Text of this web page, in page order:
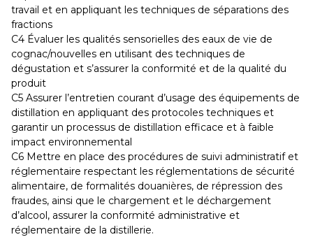
travail et en appliquant les techniques de séparations des
fractions
C4 Évaluer les qualités sensorielles des eaux de vie de
cognac/nouvelles en utilisant des techniques de
dégustation et s’assurer la conformité et de la qualité du
produit
C5 Assurer l’entretien courant d’usage des équipements de
distillation en appliquant des protocoles techniques et
garantir un processus de distillation efficace et à faible
impact environnemental
C6 Mettre en place des procédures de suivi administratif et
réglementaire respectant les réglementations de sécurité
alimentaire, de formalités douanières, de répression des
fraudes, ainsi que le chargement et le déchargement
d’alcool, assurer la conformité administrative et
réglementaire de la distillerie.